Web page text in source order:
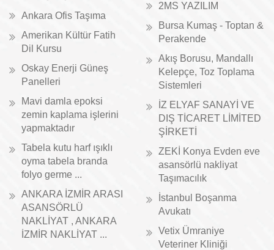
Ankara Ofis Taşıma
Amerikan Kültür Fatih
Dil Kursu
Oskay Enerji Güneş
Panelleri
Mavi damla epoksi
zemin kaplama işlerini
yapmaktadır
Tabela kutu harf ışıklı
oyma tabela branda
folyo germe ...
ANKARA İZMİR ARASI
ASANSÖRLÜ
NAKLİYAT , ANKARA
İZMİR NAKLİYAT ...
2MS YAZILIM
Bursa Kumaş - Toptan &
Perakende
Akış Borusu, Mandallı
Kelepçe, Toz Toplama
Sistemleri
İZ ELYAF SANAYİ VE
DIŞ TİCARET LİMİTED
ŞİRKETİ
ZEKİ Konya Evden eve
asansörlü nakliyat
Taşımacılık
İstanbul Boşanma
Avukatı
Vetix Ümraniye
Veteriner Kliniği